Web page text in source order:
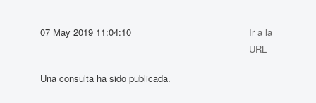
07 May 2019 11:04:10
Ir a la
URL
Una consulta ha sido publicada.